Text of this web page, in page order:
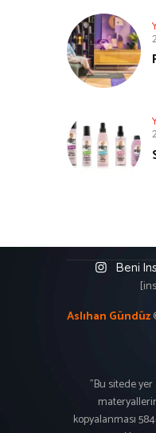
Beni
Aslıhan Gündüz
"Bu sitede
kopyalanması